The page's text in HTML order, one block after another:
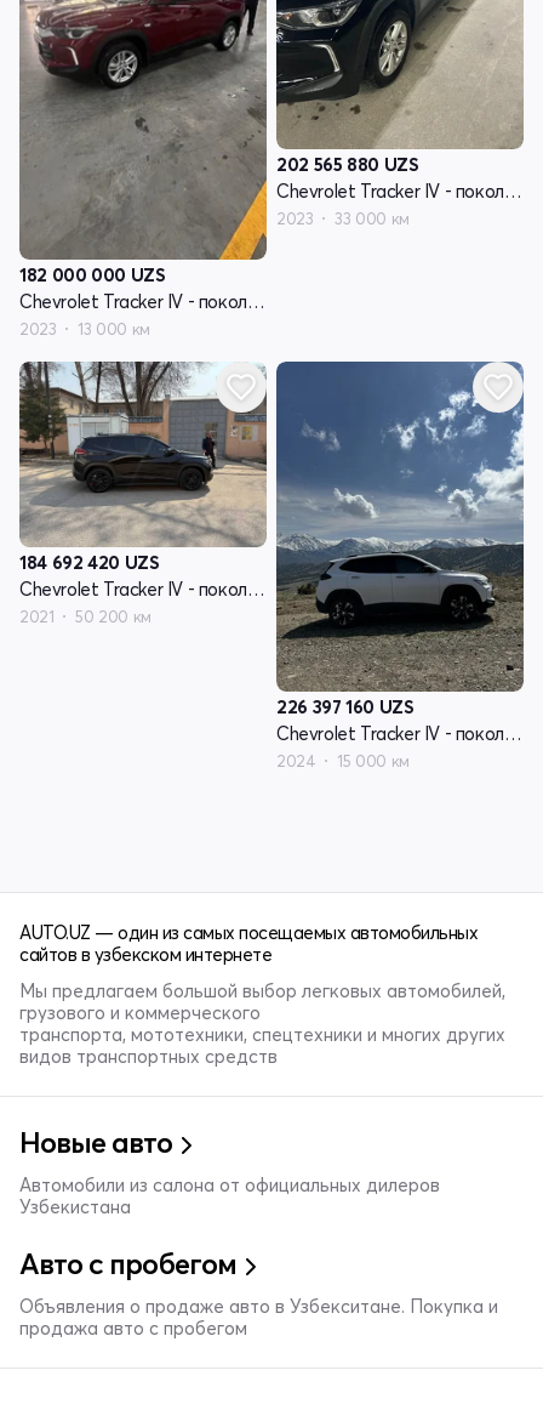
182 000 000 UZS
Chevrolet Tracker IV - поколение
2023 13 000 км
202 565 880 UZS
Chevrolet Tracker IV - поколение
2023 33 000 км
184 692 420 UZS
Chevrolet Tracker IV - поколение
2021 50 200 км
226 397 160 UZS
Chevrolet Tracker IV - поколение
2024 15 000 км
AUTO.UZ — один из самых посещаемых автомобильных
сайтов в узбекском интернете
Мы предлагаем большой выбор легковых автомобилей,
грузового и коммерческого
транспорта, мототехники, спецтехники и многих других
видов транспортных средств
Новые авто
Автомобили из салона от официальных дилеров
Узбекистана
Авто с пробегом
Объявления о продаже авто в Узбекситане. Покупка и
продажа авто с пробегом